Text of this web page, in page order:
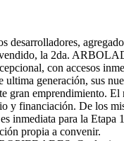
la 2da.
con accesos
generación, sus
gran emprendimiento.
y financiación. De
para la Etapa
propia a convenir.